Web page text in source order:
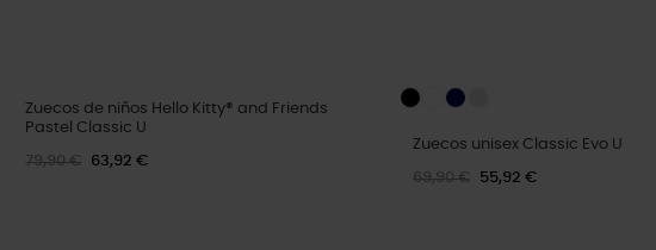
Zuecos de niños Hello Kitty® and Friends
Pastel Classic U
79,90 € 63,92 €
Zuecos unisex Classic Evo U
69,90 € 55,92 €